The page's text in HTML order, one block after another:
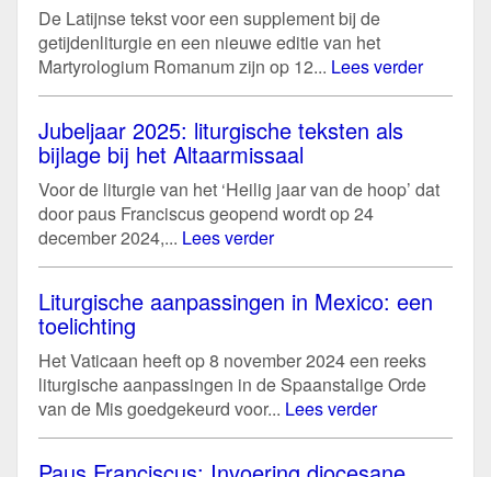
De Latijnse tekst voor een supplement bij de
getijdenliturgie en een nieuwe editie van het
Martyrologium Romanum zijn op 12... Lees verder
Jubeljaar 2025: liturgische teksten als
bijlage bij het Altaarmissaal
Voor de liturgie van het ‘Heilig jaar van de hoop’ dat
door paus Franciscus geopend wordt op 24
december 2024,... Lees verder
Liturgische aanpassingen in Mexico: een
toelichting
Het Vaticaan heeft op 8 november 2024 een reeks
liturgische aanpassingen in de Spaanstalige Orde
van de Mis goedgekeurd voor... Lees verder